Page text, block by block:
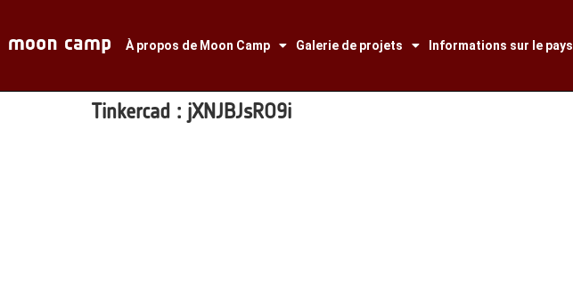
À propos de Moon Camp Galerie de projets Informations sur le pays
Tinkercad : jXNJBJsRO9i